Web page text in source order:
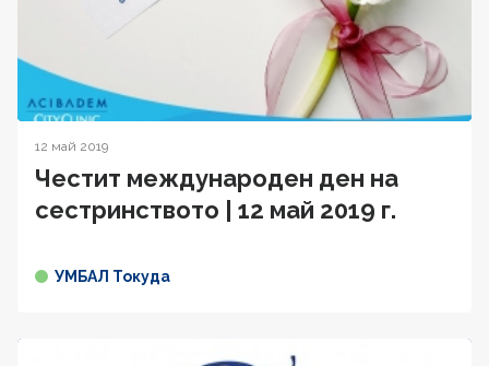
12 май 2019
Честит международен ден на
сестринството | 12 май 2019 г.
УМБАЛ Токуда